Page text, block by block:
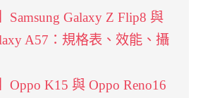
Samsung Galaxy Z Flip8 與
A57：規格表、效能、攝
Oppo K15 與 Oppo Reno16